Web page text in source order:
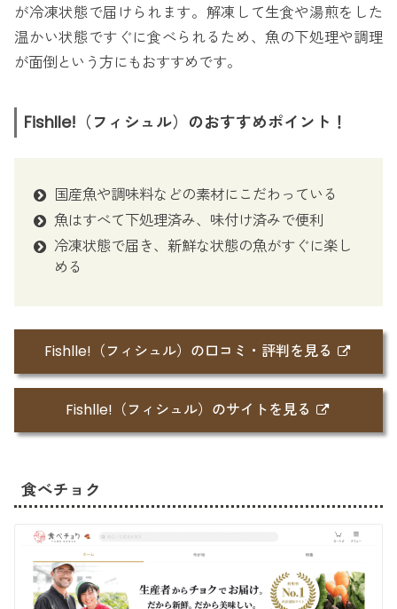
が冷凍状態で届けられます。解凍して生食や湯煎をした
温かい状態ですぐに食べられるため、魚の下処理や調理
が面倒という方にもおすすめです。
Fishlle!（フィシュル）のおすすめポイント！
国産魚や調味料などの素材にこだわっている
魚はすべて下処理済み、味付け済みで便利
冷凍状態で届き、新鮮な状態の魚がすぐに楽し
める
Fishlle!（フィシュル）の口コミ・評判を見る
Fishlle!（フィシュル）のサイトを見る
食べチョク